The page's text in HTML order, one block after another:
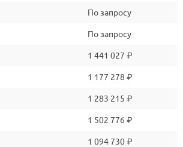
По запросу
По запросу
1 441 027 ₽
1 177 278 ₽
1 283 215 ₽
1 502 776 ₽
1 094 730 ₽